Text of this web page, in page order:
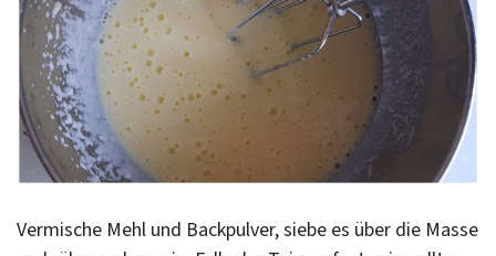
Vermische Mehl und Backpulver, siebe es über die Masse